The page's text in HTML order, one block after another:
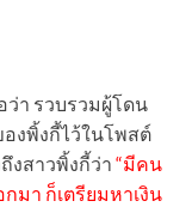
า รวบรวมผู้โดน
องพิ้งกี้ไว้ในโพสต์
งสาวพิ้งกี้ว่า “มีคน
มา ก็เตรียมหาเงิน